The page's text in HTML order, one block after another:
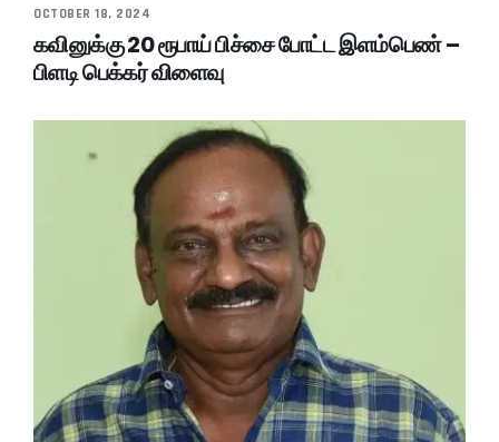
OCTOBER 18, 2024
கவினுக்கு 20 ரூபாய் பிச்சை போட்ட இளம்பெண் –
பிளடி பெக்கர் விளைவு